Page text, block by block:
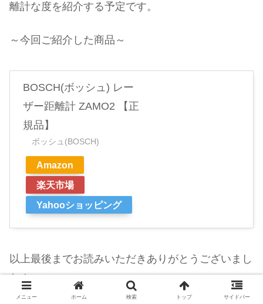
離計な度を紹介する予定です。
～今回ご紹介した商品～
BOSCH(ボッシュ) レー
ザー距離計 ZAMO2 【正
規品】
ボッシュ(BOSCH)
Amazon
楽天市場
Yahooショッピング
以上最後までお読みいただきありがとうございまし
た！
メニュー ホーム 検索 トップ サイドバー